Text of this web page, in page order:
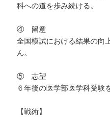
科への道を歩み続ける。
④ 留意
全国模試における結果の向
ん。
⑤ 志望
６年後の医学部医学科受験
【戦術】